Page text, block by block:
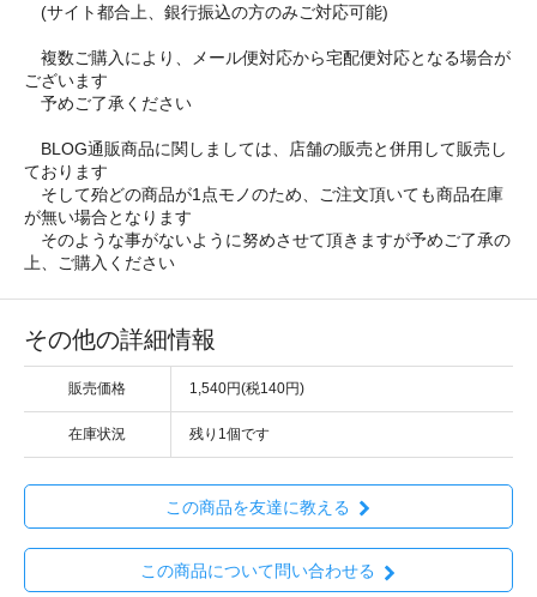
(サイト都合上、銀行振込の方のみご対応可能)
複数ご購入により、メール便対応から宅配便対応となる場合が
ございます
予めご了承ください
BLOG通販商品に関しましては、店舗の販売と併用して販売し
ております
そして殆どの商品が1点モノのため、ご注文頂いても商品在庫
が無い場合となります
そのような事がないように努めさせて頂きますが予めご了承の
上、ご購入ください
その他の詳細情報
販売価格 1,540円(税140円)
在庫状況 残り1個です
この商品を友達に教える
この商品について問い合わせる